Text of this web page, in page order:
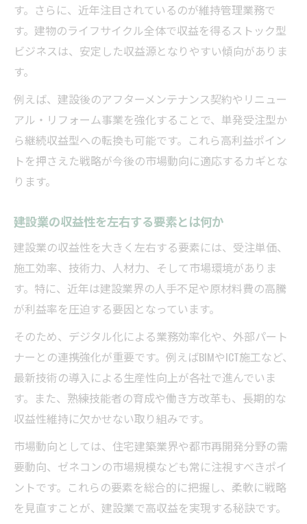
す。さらに、近年注目されているのが維持管理業務で
す。建物のライフサイクル全体で収益を得るストック型
ビジネスは、安定した収益源となりやすい傾向がありま
す。
例えば、建設後のアフターメンテナンス契約やリニュー
アル・リフォーム事業を強化することで、単発受注型か
ら継続収益型への転換も可能です。これら高利益ポイン
トを押さえた戦略が今後の市場動向に適応するカギとな
ります。
建設業の収益性を左右する要素とは何か
建設業の収益性を大きく左右する要素には、受注単価、
施工効率、技術力、人材力、そして市場環境がありま
す。特に、近年は建設業界の人手不足や原材料費の高騰
が利益率を圧迫する要因となっています。
そのため、デジタル化による業務効率化や、外部パート
ナーとの連携強化が重要です。例えばBIMやICT施工など、
最新技術の導入による生産性向上が各社で進んでいま
す。また、熟練技能者の育成や働き方改革も、長期的な
収益性維持に欠かせない取り組みです。
市場動向としては、住宅建築業界や都市再開発分野の需
要動向、ゼネコンの市場規模なども常に注視すべきポイ
ントです。これらの要素を総合的に把握し、柔軟に戦略
を見直すことが、建設業で高収益を実現する秘訣です。